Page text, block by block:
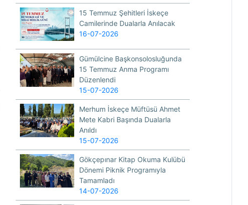
15 Temmuz Şehitleri İskeçe
Camilerinde Dualarla Anılacak
16-07-2026
Gümülcine Başkonsolosluğunda
15 Temmuz Anma Programı
Düzenlendi
15-07-2026
Merhum İskeçe Müftüsü Ahmet
Mete Kabri Başında Dualarla
Anıldı
15-07-2026
Gökçepınar Kitap Okuma Kulübü
Dönemi Piknik Programıyla
Tamamladı
14-07-2026